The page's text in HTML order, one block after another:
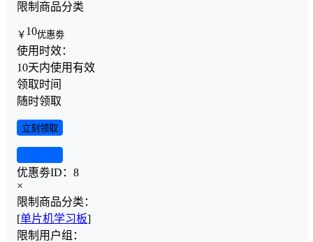
限制商品分类
￥ 10优惠劵
使用时效：
10天内使用有效
领取时间
随时领取
立刻领取
优惠劵ID： 8
×
限制商品分类：
[单片机学习板]
限制用户组：